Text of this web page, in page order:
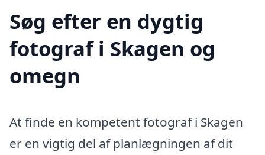
Søg efter en dygtig
fotograf i Skagen og
omegn
At finde en kompetent fotograf i Skagen
er en vigtig del af planlægningen af dit